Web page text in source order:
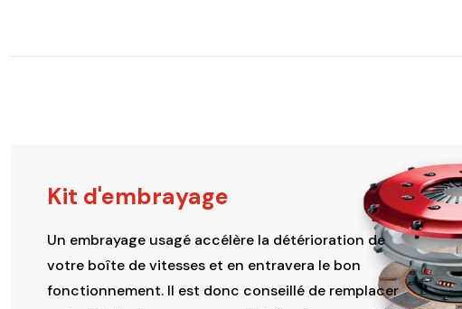
Kit d'embrayage
Un embrayage usagé accélère la détérioration de
votre boîte de vitesses et en entravera le bon
fonctionnement. Il est donc conseillé de remplacer